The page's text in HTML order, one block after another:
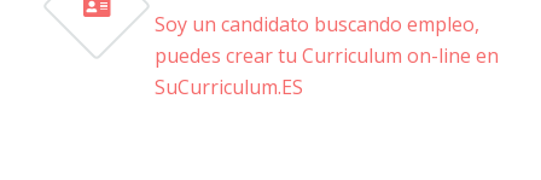
Soy un candidato buscando empleo,
puedes crear tu Curriculum on-line en
SuCurriculum.ES